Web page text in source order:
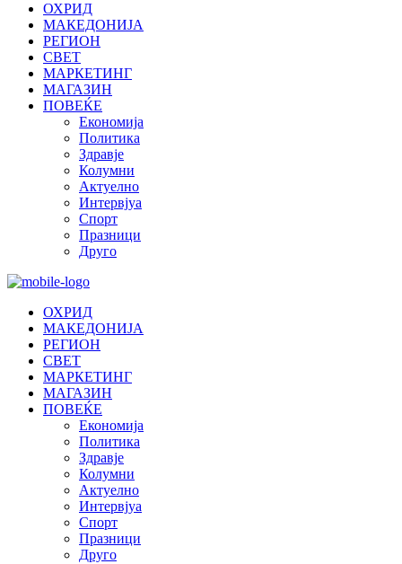
ОХРИД
МАКЕДОНИЈА
РЕГИОН
СВЕТ
МАРКЕТИНГ
МАГАЗИН
ПОВЕЌЕ
Економија
Политика
Здравје
Колумни
Актуелно
Интервјуа
Спорт
Празници
Друго
ОХРИД
МАКЕДОНИЈА
РЕГИОН
СВЕТ
МАРКЕТИНГ
МАГАЗИН
ПОВЕЌЕ
Економија
Политика
Здравје
Колумни
Актуелно
Интервјуа
Спорт
Празници
Друго